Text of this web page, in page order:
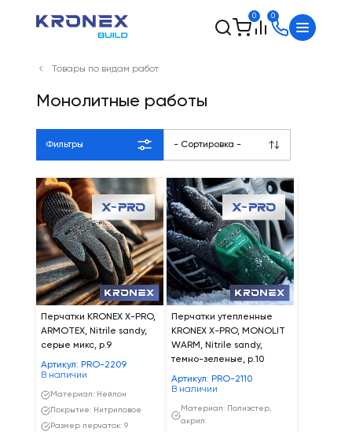
0 0
Товары по видам работ
Монолитные работы
Фильтры - Сортировка -
Перчатки KRONEX X-PRO,
ARMOTEX, Nitrile sandy,
серые микс, р.9
Артикул: PRO-2209
В наличии
Материал: Нейлон
Покрытие: Нитриловое
Размер перчаток: 9
Перчатки утепленные
KRONEX X-PRO, MONOLIT
WARM, Nitrile sandy,
темно-зеленые, р.10
Артикул: PRO-2110
В наличии
Материал: Полиэстер,
акрил